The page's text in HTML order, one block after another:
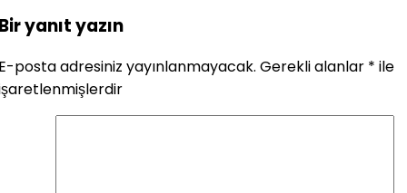
yanıt yazın
posta adresiniz yayınlanmayacak. Gerekli alanlar * ile